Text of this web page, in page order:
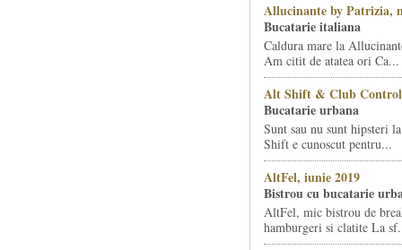
Allucinante by Patrizia,
Bucatarie italiana
Caldura mare la
Am citit de atatea ori Ca...
Alt Shift & Club
Bucatarie urbana
Sunt sau nu sunt hipsteri
Shift e cunoscut pentru...
AltFel, iunie 2019
Bistrou cu bucatarie
AltFel, mic bistrou de
hamburgeri si clatite La